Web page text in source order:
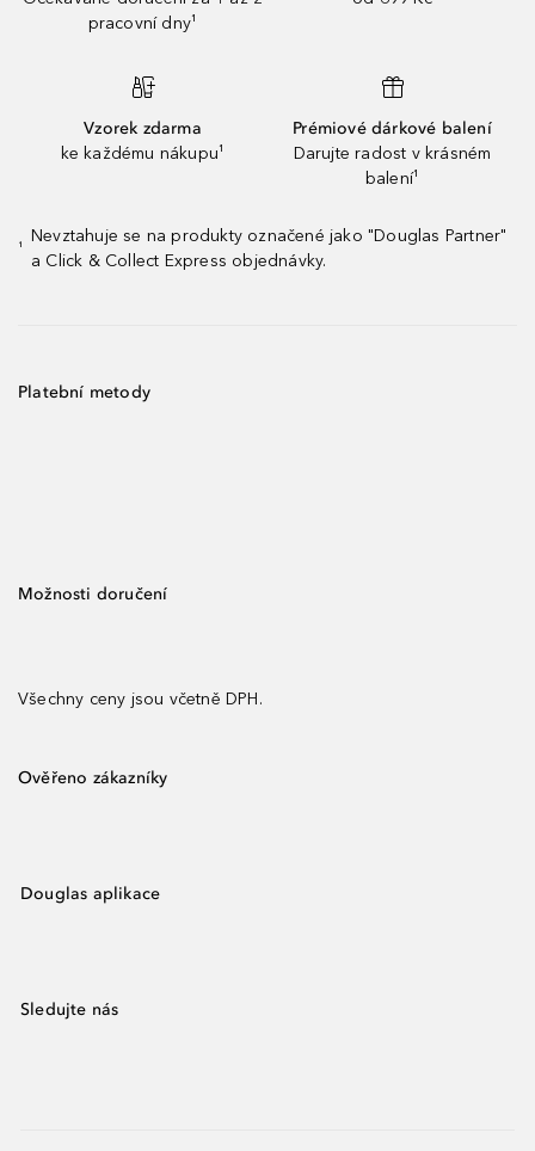
pracovní dny¹
Vzorek zdarma
ke každému nákupu¹
Prémiové dárkové balení
Darujte radost v krásném
balení¹
¹
Nevztahuje se na produkty označené jako "Douglas Partner"
a Click & Collect Express objednávky.
Platební metody
Možnosti doručení
Všechny ceny jsou včetně DPH.
Ověřeno zákazníky
Douglas aplikace
Sledujte nás